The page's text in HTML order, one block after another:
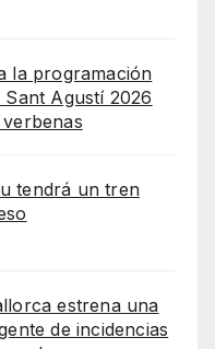
la programación
Sant Agustí 2026
tendrá un tren
estrena una
de incidencias